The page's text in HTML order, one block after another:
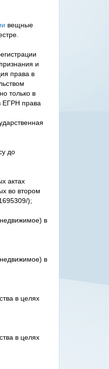
вещные
и
права в
только в
ЕГРН права
до
актах
во втором
);
в
в
в целях
в целях